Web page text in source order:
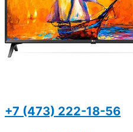
+7 (473) 222-18-56